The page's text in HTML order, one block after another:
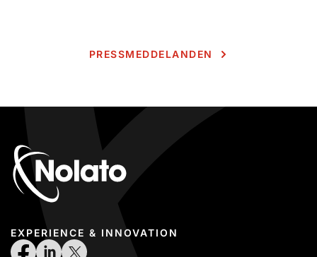
PRESSMEDDELANDEN
EXPERIENCE & INNOVATION